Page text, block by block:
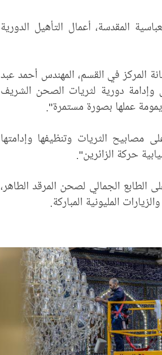
المقدسة، أعمال التأهيل الدورية
المركز في القسم، المهندس أحمد عبد
وإدامة دورية لثريات الصحن الشريف
عملها بصورة مستمرة".
الثريات وتنظيفها وإدامتها
حركة الزائرين".
الجمالي لصحن المرقد الطاهر،
المليونية المباركة.